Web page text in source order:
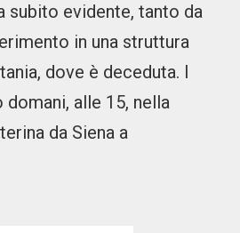
subito evidente, tanto da
in una struttura
dove è deceduta. I
alle 15, nella
da Siena a